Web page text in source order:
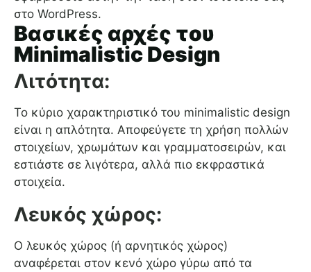
στο WordPress.
Βασικές αρχές του
Minimalistic Design
Λιτότητα:
Το κύριο χαρακτηριστικό του minimalistic design
είναι η απλότητα. Αποφεύγετε τη χρήση πολλών
στοιχείων, χρωμάτων και γραμματοσειρών, και
εστιάστε σε λιγότερα, αλλά πιο εκφραστικά
στοιχεία.
Λευκός χώρος:
Ο λευκός χώρος (ή αρνητικός χώρος)
αναφέρεται στον κενό χώρο γύρω από τα